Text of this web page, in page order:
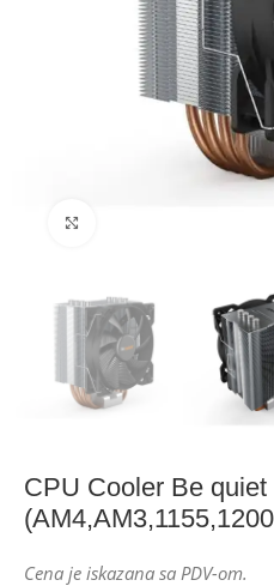
CPU Cooler Be
Cena je iskazana sa PDV-om.